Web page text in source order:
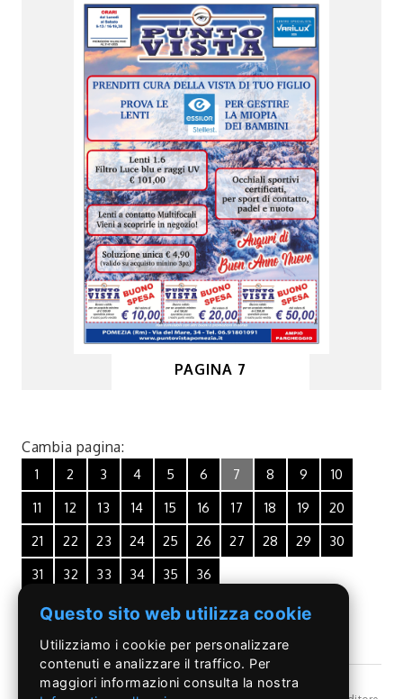
PAGINA 7
Cambia pagina:
1 2 3 4 5 6 7 8 9
10
11
12 13 14 15 16 17 18 19
20
21
22 23 24 25 26 27 28 29
30
31
32 33 34 35 36
Questo sito web utilizza cookie
Utilizziamo i cookie per personalizzare
contenuti e analizzare il traffico. Per
maggiori informazioni consulta la nostra